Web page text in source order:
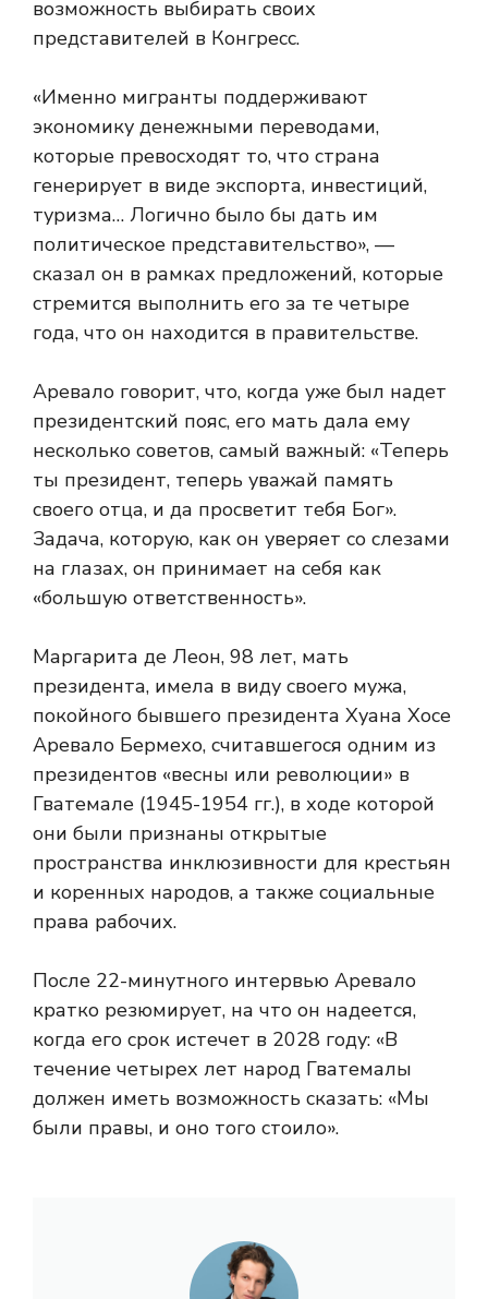
возможность выбирать своих
представителей в Конгресс.
«Именно мигранты поддерживают
экономику денежными переводами,
которые превосходят то, что страна
генерирует в виде экспорта, инвестиций,
туризма… Логично было бы дать им
политическое представительство», —
сказал он в рамках предложений, которые
стремится выполнить его за те четыре
года, что он находится в правительстве.
Аревало говорит, что, когда уже был надет
президентский пояс, его мать дала ему
несколько советов, самый важный: «Теперь
ты президент, теперь уважай память
своего отца, и да просветит тебя Бог».
Задача, которую, как он уверяет со слезами
на глазах, он принимает на себя как
«большую ответственность».
Маргарита де Леон, 98 лет, мать
президента, имела в виду своего мужа,
покойного бывшего президента Хуана Хосе
Аревало Бермехо, считавшегося одним из
президентов «весны или революции» в
Гватемале (1945-1954 гг.), в ходе которой
они были признаны открытые
пространства инклюзивности для крестьян
и коренных народов, а также социальные
права рабочих.
После 22-минутного интервью Аревало
кратко резюмирует, на что он надеется,
когда его срок истечет в 2028 году: «В
течение четырех лет народ Гватемалы
должен иметь возможность сказать: «Мы
были правы, и оно того стоило».